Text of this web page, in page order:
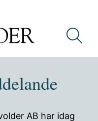
AB har idag